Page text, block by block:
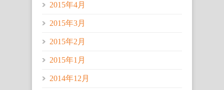
2015年4月
2015年3月
2015年2月
2015年1月
2014年12月